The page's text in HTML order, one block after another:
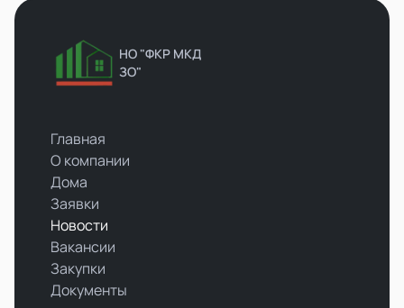
НО "ФКР МКД
ЗО"
Главная
О компании
Дома
Заявки
Новости
Вакансии
Закупки
Документы